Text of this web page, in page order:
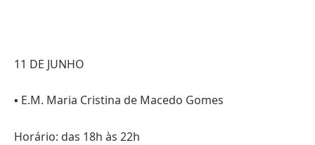
11 DE JUNHO
▪️ E.M. Maria Cristina de Macedo Gomes
Horário: das 18h às 22h